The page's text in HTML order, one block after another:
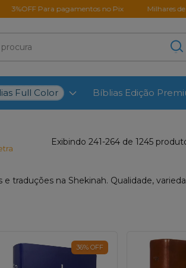
Para pagamentos no Pix Milhares de clientes
Full Color Bíblias Edição
Exibindo 241-264 de 1245
traduções na Shekinah. Qualidade,
36% OFF